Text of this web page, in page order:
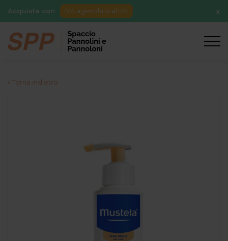
Acquista con IVA agevolata al 4% X
« Torna indietro